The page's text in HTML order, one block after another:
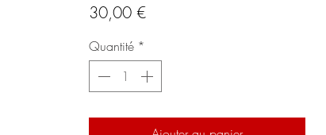
30,00 €Prix
Quantité *